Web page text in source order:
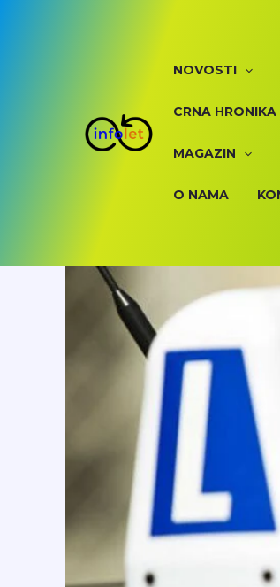
NOVOSTI
CRNA HRONIKA
MAGAZIN
O NAMA